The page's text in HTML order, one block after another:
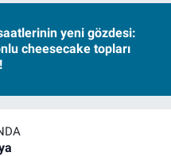
yeni gözdesi:
cheesecake topları